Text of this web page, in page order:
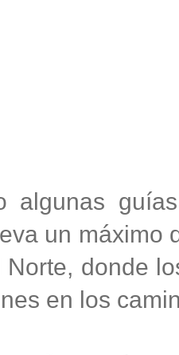
algunas
un máximo
donde
en los